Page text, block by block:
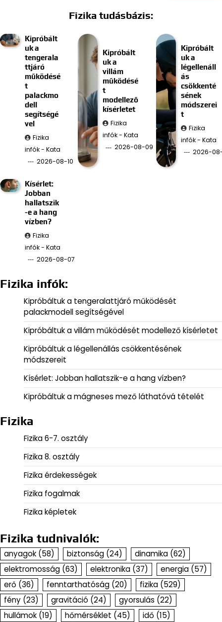
Fizika tudásbázis:
Kipróbált
uk a
tengerala
ttjáró
működésé
t
palackmo
dell
segítségé
vel
Fizika
infók - Kata
2026-08-10
Kipróbált
uk a
villám
működésé
t
modellező
kísérletet
Fizika
infók - Kata
2026-08-09
Kipróbált
uk a
légellenáll
ás
csökkenté
sének
módszerei
t
Fizika
infók - Kata
2026-
Kísérlet:
Jobban
hallatszik
-e a hang
vízben?
Fizika
infók - Kata
2026-08-07
Fizika infók:
Kipróbáltuk a tengeralattjáró működését
palackmodell segítségével
Kipróbáltuk a villám működését modellező kísérletet
Kipróbáltuk a légellenállás csökkentésének
módszereit
Kísérlet: Jobban hallatszik-e a hang vízben?
Kipróbáltuk a mágneses mező láthatóvá tételét
Fizika
Fizika 6-7. osztály
Fizika 8. osztály
Fizika érdekességek
Fizika fogalmak
Fizika képletek
Fizika tudnivalók:
anyagok (58) biztonság (24) dinamika (62)
elektromosság (63) elektronika (37) energia (57)
erő (36) fenntarthatóság (20) fizika (529)
fény (23) gravitáció (24) gyorsulás (22)
hullámok (19) hőmérséklet (45) idő (15)